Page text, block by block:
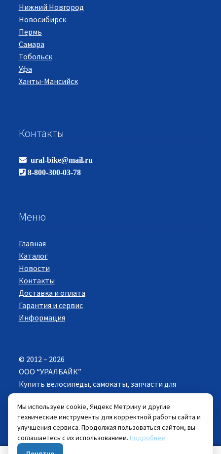
Нижний Новгород
Новосибирск
Пермь
Самара
Тобольск
Уфа
Ханты-Мансийск
Контакты
ural-bike@mail.ru
8-800-300-03-78
Меню
Главная
Каталог
Новости
Контакты
Доставка и оплата
Гарантия и сервис
Информация
© 2012 – 2026
ООО “УРАЛБАЙК”
Купить велосипеды, самокаты, запчасти для
велосипедов в Екатеринбурге. Все права
защищены.
Цены указанные на сайте действуют при
самовывозе велосипеда из розничных магазинов.
Мы используем cookie, Яндекс Метрику и другие
технические инструменты для корректной работы сайта и
улучшения сервиса. Продолжая пользоваться сайтом, вы
соглашаетесь с их использованием. Подробнее